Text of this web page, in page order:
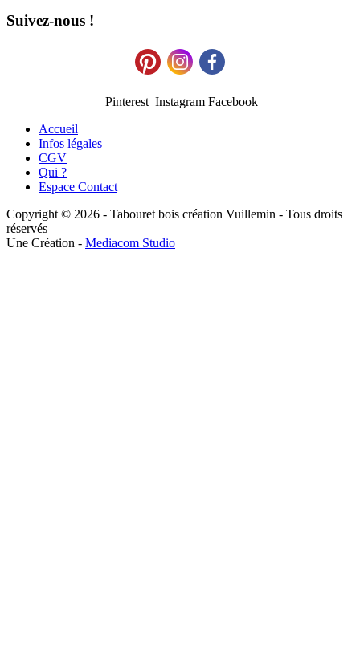
Suivez-nous !
Pinterest Instagram Facebook
Accueil
Infos légales
CGV
Qui ?
Espace Contact
Copyright © 2026 - Tabouret bois création Vuillemin - Tous droits
réservés
Une Création - Mediacom Studio